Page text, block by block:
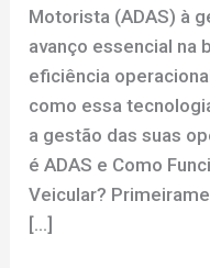
Motorista (ADAS) à
avanço essencial na
eficiência
como essa
a gestão das suas
é ADAS e Como
Veicular?
[…]